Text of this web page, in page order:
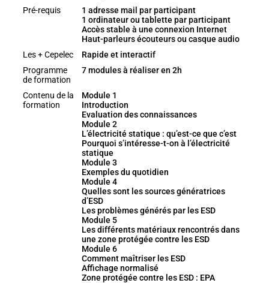
Pré-requis
1 adresse mail par participant
1 ordinateur ou tablette par participant
Accès stable à une connexion Internet
Haut-parleurs écouteurs ou casque audio
Les + Cepelec
Rapide et interactif
Programme
de formation
7 modules à réaliser en 2h
Contenu de la
formation
Module 1
Introduction
Evaluation des connaissances
Module 2
L’électricité statique : qu’est-ce que c’est
Pourquoi s’intéresse-t-on à l’électricité
statique
Module 3
Exemples du quotidien
Module 4
Quelles sont les sources génératrices
d’ESD
Les problèmes générés par les ESD
Module 5
Les différents matériaux rencontrés dans
une zone protégée contre les ESD
Module 6
Comment maîtriser les ESD
Affichage normalisé
Zone protégée contre les ESD : EPA